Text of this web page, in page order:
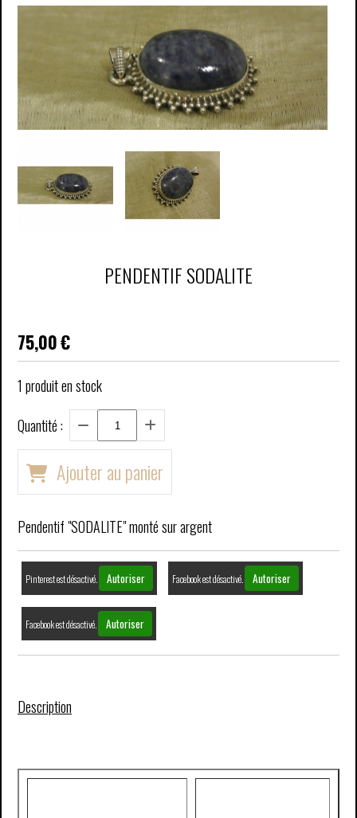
PENDENTIF SODALITE
75,00€
1 produit en stock
Quantité :
Ajouter au panier
Pendentif "SODALITE" monté sur argent
Pinterest est désactivé. Autoriser Facebook est désactivé. Autoriser
Facebook est désactivé. Autoriser
Description